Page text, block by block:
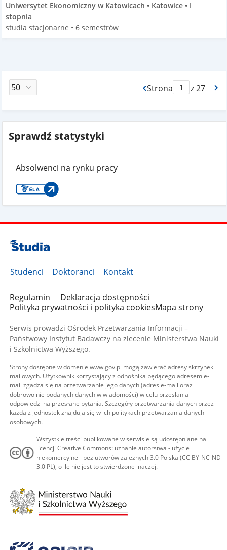
Uniwersytet Ekonomiczny w Katowicach • Katowice • I
stopnia
studia stacjonarne • 6 semestrów
Strona
Max Stronaz 27
Sprawdź statystyki
Absolwenci na rynku pracy
Studenci Doktoranci Kontakt
Regulamin
Deklaracja dostępności
Polityka prywatności i polityka cookiesMapa strony
Serwis prowadzi Ośrodek Przetwarzania Informacji –
Państwowy Instytut Badawczy na zlecenie Ministerstwa Nauki
i Szkolnictwa Wyższego.
Strony dostępne w domenie www.gov.pl mogą zawierać adresy skrzynek
mailowych. Użytkownik korzystający z odnośnika będącego adresem e-
mail zgadza się na przetwarzanie jego danych (adres e-mail oraz
dobrowolnie podanych danych w wiadomości) w celu przesłania
odpowiedzi na przesłane pytania. Szczegóły przetwarzania danych przez
każdą z jednostek znajdują się w ich politykach przetwarzania danych
osobowych.
Wszystkie treści publikowane w serwisie są udostępniane na
licencji Creative Commons: uznanie autorstwa - użycie
niekomercyjne - bez utworów zależnych 3.0 Polska (CC BY-NC-ND
3.0 PL), o ile nie jest to stwierdzone inaczej.